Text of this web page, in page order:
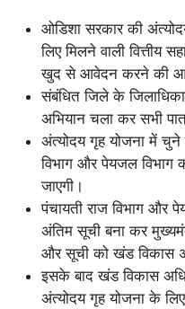
ओडिशा सरकार की
लिए मिलने वाली वित्तीय
खुद से आवेदन करने की
संबंधित जिले के
अभियान चला कर सभी
अंत्योदय गृह योजना में चुने
विभाग और पेयजल विभाग
जाएगी।
पंचायती राज विभाग और
अंतिम सूची बना कर
और सूची को खंड विकास
इसके बाद खंड विकास
अंत्योदय गृह योजना के